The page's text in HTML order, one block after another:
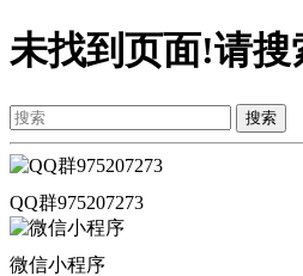
未找到页面!请搜
搜索
QQ群975207273
微信小程序